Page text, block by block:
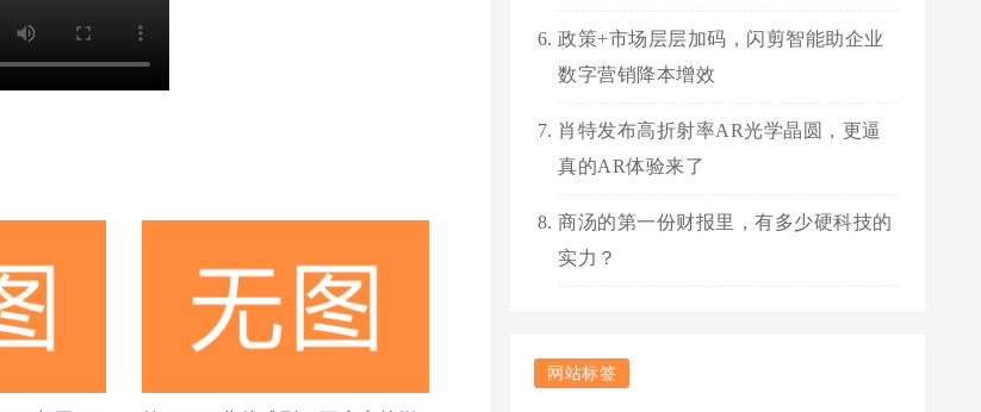
政策+市场层层加码，闪剪智能助企业
数字营销降本增效
肖特发布高折射率AR光学晶圆，更逼
真的AR体验来了
商汤的第一份财报里，有多少硬科技的
实力？
网站标签